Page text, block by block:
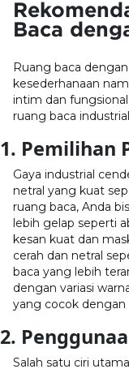
Baca
Ruang baca
kesederhanaan
intim dan
ruang baca
1. Pemilihan
Gaya industrial
netral yang kuat
ruang baca, Anda
lebih gelap seperti
kesan kuat dan
cerah dan netral
baca yang lebih
dengan variasi
yang cocok dengan
2.
Salah satu ciri